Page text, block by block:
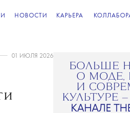
НОВОСТИ КАРЬЕРА
01 ИЮЛЯ 2026